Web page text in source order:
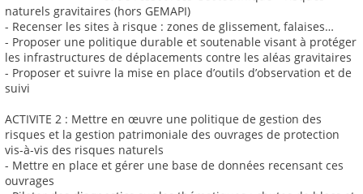
naturels gravitaires (hors GEMAPI)
- Recenser les sites à risque : zones de glissement, falaises…
- Proposer une politique durable et soutenable visant à protéger
les infrastructures de déplacements contre les aléas gravitaires
- Proposer et suivre la mise en place d’outils d’observation et de
suivi
ACTIVITE 2 : Mettre en œuvre une politique de gestion des
risques et la gestion patrimoniale des ouvrages de protection
vis-à-vis des risques naturels
- Mettre en place et gérer une base de données recensant ces
ouvrages